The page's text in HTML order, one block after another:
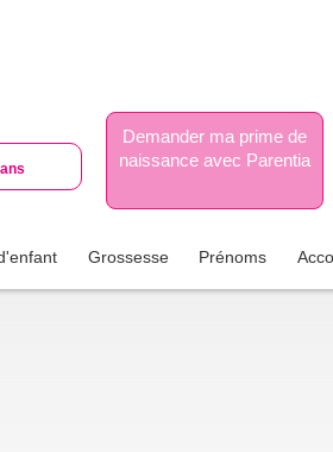
Demander ma prime de
naissance avec Parentia
Grossesse Prénoms